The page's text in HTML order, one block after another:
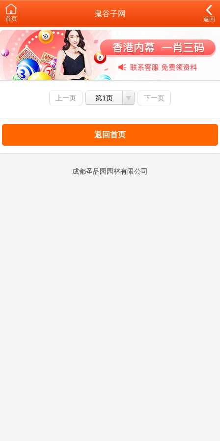
首页
鬼谷子网
返回
上一页 第1页 下一页
返回首页
成都圣品园园林有限公司